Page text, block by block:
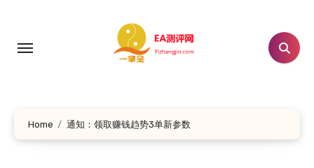
Home 通知：领取赚钱趋势3单新参数